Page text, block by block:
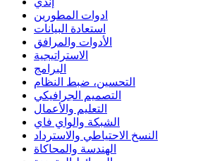
ادوات المطورين
استعادة البيانات
الأدوات والمرافق
الاستراتيجية
البرامج
التحسين، ضبط النظام
التصميم الجرافيكي
التعليم والأعمال
الشبكة والواي فاي
النسخ الاحتياطي والاسترداد
الهندسة والمحاكاة